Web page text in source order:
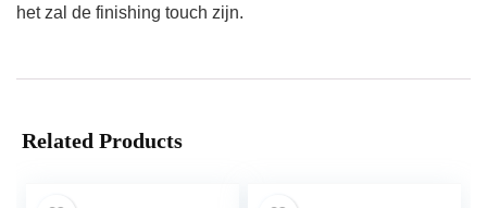
het zal de finishing touch zijn.
Related Products